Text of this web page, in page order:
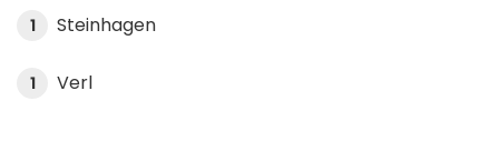
1 Steinhagen
1 Verl